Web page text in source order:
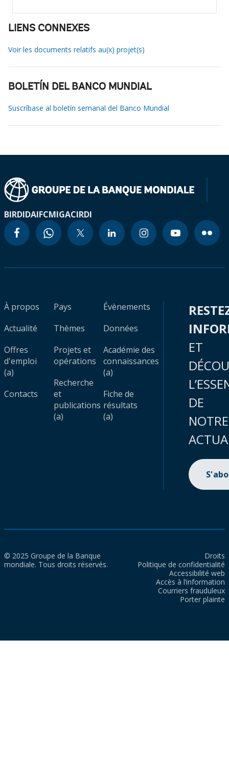
LIENS CONNEXES
Voir les documents relatifs au(x) projet(s)
BOLETÍN DEL BANCO MUNDIAL
Suscríbase al boletín semanal del Banco Mundial
BIRDIDAIFCMIGACIRDI
À propos
Actualité
Offres
d'emploi
(a)
Contacts
Pays
Thèmes
Projets et
opérations
Recherche
et
publications
(a)
Évènements
Données
Académie des
connaissances
(a)
Fiche de
résultats
(a)
ET
DE
NOTRE
© 2025 Groupe de la Banque
mondiale. Tous droits réservés.
Droits
Politique de confidentialité
Accessibilité web
Accès à l’information
Courriers frauduleux
Porter plainte